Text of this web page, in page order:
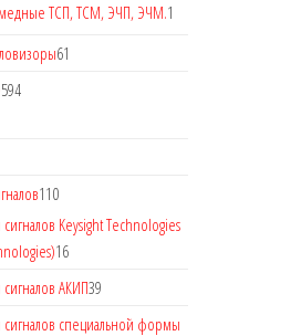
ТСП, ТСМ, ЭЧП, ЭЧМ.1
61
594
110
Keysight Technologies
16
АКИП39
сигналов специальной формы